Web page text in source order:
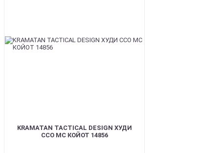
KRAMATAN TACTICAL DESIGN ХУДИ
ССО МС КОЙОТ 14856